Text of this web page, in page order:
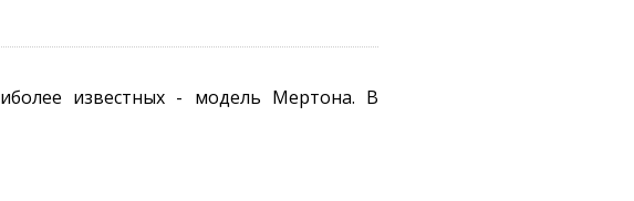
известных - модель Мертона. В